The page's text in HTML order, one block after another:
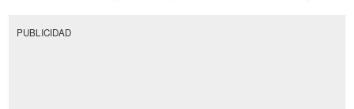
PUBLICIDAD